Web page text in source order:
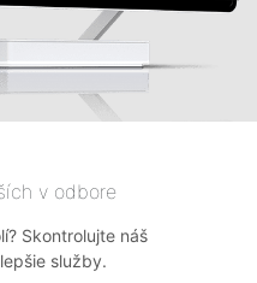
v odbore
Skontrolujte náš
služby.